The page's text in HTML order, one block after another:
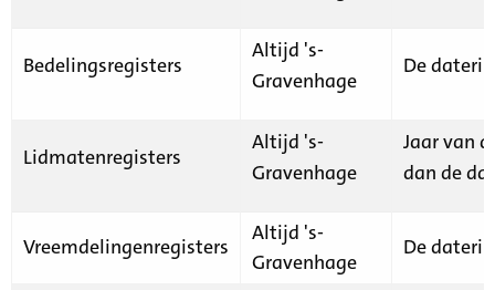
Bedelingsregisters
Altijd 's-
Gravenhage
De
Lidmatenregisters
Altijd 's-
Gravenhage
Jaar van
dan de
Vreemdelingenregisters
Altijd 's-
Gravenhage
De